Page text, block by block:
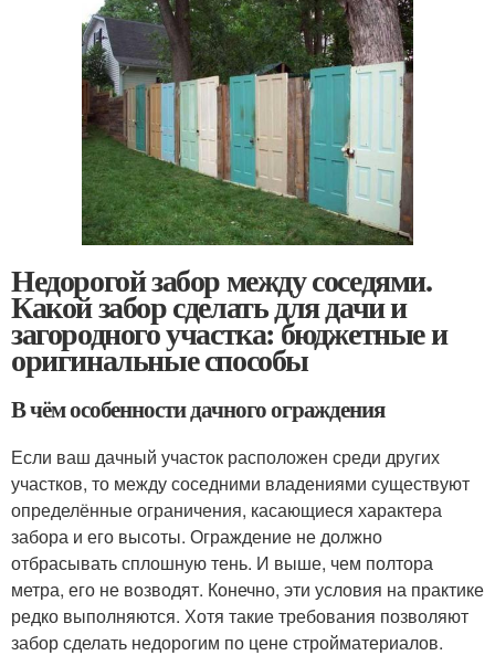
Недорогой забор между соседями.
Какой забор сделать для дачи и
загородного участка: бюджетные и
оригинальные способы
В чём особенности дачного ограждения
Если ваш дачный участок расположен среди других
участков, то между соседними владениями существуют
определённые ограничения, касающиеся характера
забора и его высоты. Ограждение не должно
отбрасывать сплошную тень. И выше, чем полтора
метра, его не возводят. Конечно, эти условия на практике
редко выполняются. Хотя такие требования позволяют
забор сделать недорогим по цене стройматериалов.